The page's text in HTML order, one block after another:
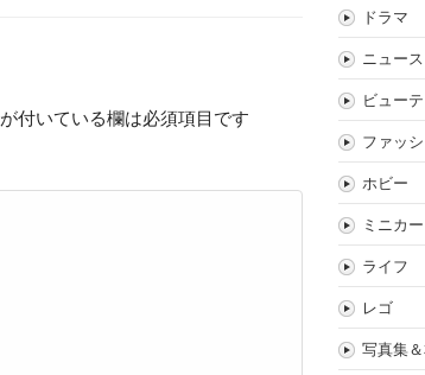
が付いている欄は必須項目です
ドラマ
ニュース
ビュー
ファッ
ホビー
ミニカー
ライフ
レゴ
写真集